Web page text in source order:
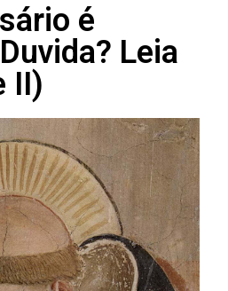
é
Leia
II)